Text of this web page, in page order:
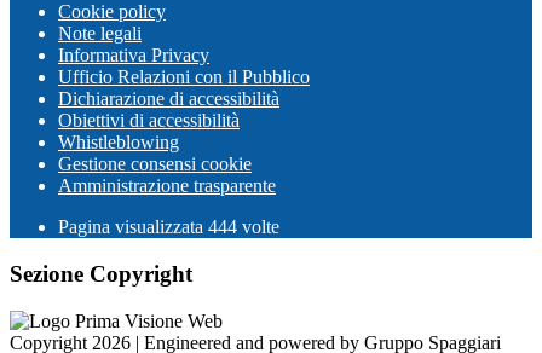
Cookie policy
Note legali
Informativa Privacy
Ufficio Relazioni con il Pubblico
Dichiarazione di accessibilità
Obiettivi di accessibilità
Whistleblowing
Gestione consensi cookie
Amministrazione trasparente
Pagina visualizzata 444 volte
Sezione Copyright
Copyright 2026 | Engineered and powered by Gruppo Spaggiari